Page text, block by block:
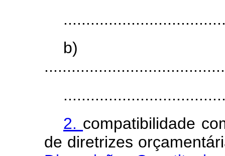
b)
2. compatibilidade
de diretrizes